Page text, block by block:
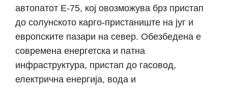
автопатот Е-75, кој овозможува брз пристап
до солунското карго-пристаниште на југ и
европските пазари на север. Обезбедена е
современа енергетска и патна
инфраструктура, пристап до гасовод,
електрична енергија, вода и